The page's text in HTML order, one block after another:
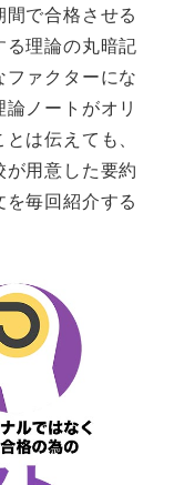
で合格させる
理論の丸暗記
ァクターにな
ノートがオリ
は伝えても、
用意した要約
毎回紹介する